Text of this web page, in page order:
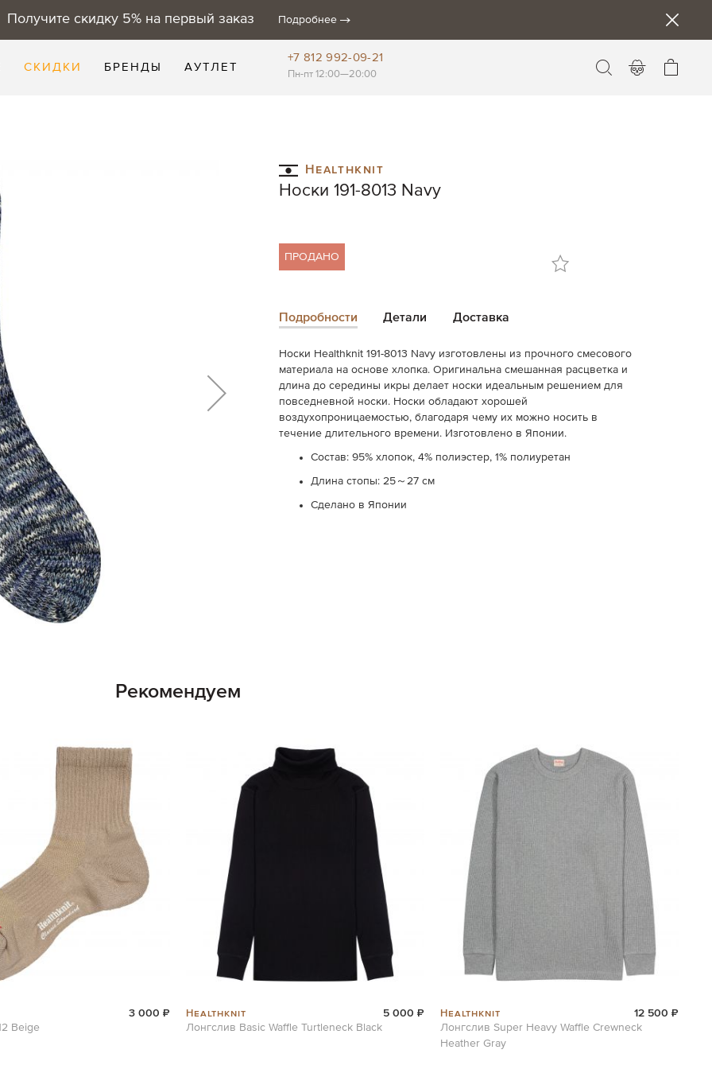
Получите скидку 5% на первый заказ Подробнее
СКИДКИ БРЕНДЫ АУТЛЕТ
+7 812 992-09-21
Пн-пт 12:00—20:00
Healthknit
Носки 191-8013 Navy
ПРОДАНО
Подробности
Носки Healthknit 191-8013 Navy изготовлены из прочного смесового
материала на основе хлопка. Оригинальна смешанная расцветка и
длина до середины икры делает носки идеальным решением для
повседневной носки. Носки обладают хорошей
воздухопроницаемостью, благодаря чему их можно носить в
течение длительного времени. Изготовлено в Японии.
Состав: 95% хлопок, 4% полиэстер, 1% полиуретан
Длина стопы: 25～27 см
Сделано в Японии
Детали Доставка
Рекомендуем
Beige
3 000 ₽ Healthknit
Лонгслив Basic Waffle Turtleneck Black
5 000 ₽ Healthknit
Лонгслив Super Heavy Waffle Crewneck
Heather Gray
12 500 ₽